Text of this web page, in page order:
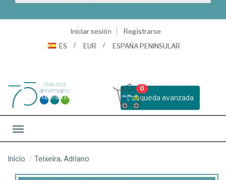
Iniciar sesión
Registrarse
ES
EUR ESPAÑA PENINSULAR
Busqueda avanzada
0
Toggle navigation
Inicio Teixeira, Adriano